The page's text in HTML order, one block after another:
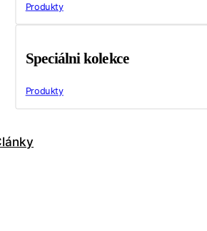
Produkty
Speciálni kolekce
Produkty